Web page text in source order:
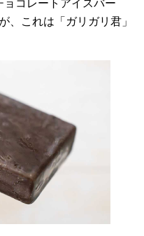
コレートアイスバー
、これは「ガリガリ君」